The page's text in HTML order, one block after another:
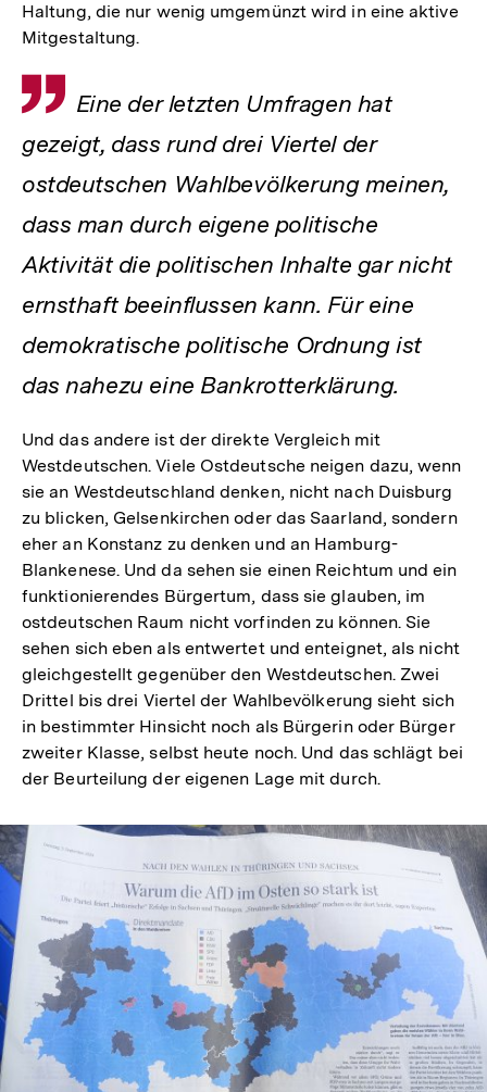
Haltung, die nur wenig umgemünzt wird in eine aktive
Mitgestaltung.
Zitat
Eine der letzten Umfragen hat
gezeigt, dass rund drei Viertel der
ostdeutschen Wahlbevölkerung meinen,
dass man durch eigene politische
Aktivität die politischen Inhalte gar nicht
ernsthaft beeinflussen kann. Für eine
demokratische politische Ordnung ist
das nahezu eine Bankrotterklärung.
Und das andere ist der direkte Vergleich mit
Westdeutschen. Viele Ostdeutsche neigen dazu, wenn
sie an Westdeutschland denken, nicht nach Duisburg
zu blicken, Gelsenkirchen oder das Saarland, sondern
eher an Konstanz zu denken und an Hamburg-
Blankenese. Und da sehen sie einen Reichtum und ein
funktionierendes Bürgertum, dass sie glauben, im
ostdeutschen Raum nicht vorfinden zu können. Sie
sehen sich eben als entwertet und enteignet, als nicht
gleichgestellt gegenüber den Westdeutschen. Zwei
Drittel bis drei Viertel der Wahlbevölkerung sieht sich
in bestimmter Hinsicht noch als Bürgerin oder Bürger
zweiter Klasse, selbst heute noch. Und das schlägt bei
der Beurteilung der eigenen Lage mit durch.